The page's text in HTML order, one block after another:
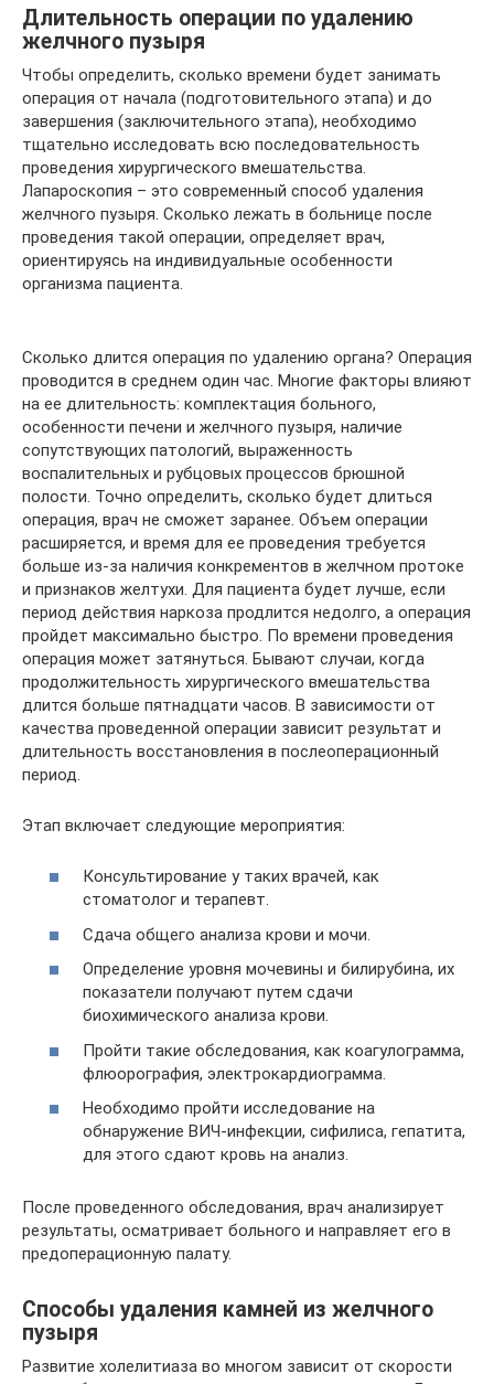
Длительность операции по удалению
желчного пузыря
Чтобы определить, сколько времени будет занимать
операция от начала (подготовительного этапа) и до
завершения (заключительного этапа), необходимо
тщательно исследовать всю последовательность
проведения хирургического вмешательства.
Лапароскопия – это современный способ удаления
желчного пузыря. Сколько лежать в больнице после
проведения такой операции, определяет врач,
ориентируясь на индивидуальные особенности
организма пациента.
Сколько длится операция по удалению органа? Операция
проводится в среднем один час. Многие факторы влияют
на ее длительность: комплектация больного,
особенности печени и желчного пузыря, наличие
сопутствующих патологий, выраженность
воспалительных и рубцовых процессов брюшной
полости. Точно определить, сколько будет длиться
операция, врач не сможет заранее. Объем операции
расширяется, и время для ее проведения требуется
больше из-за наличия конкрементов в желчном протоке
и признаков желтухи. Для пациента будет лучше, если
период действия наркоза продлится недолго, а операция
пройдет максимально быстро. По времени проведения
операция может затянуться. Бывают случаи, когда
продолжительность хирургического вмешательства
длится больше пятнадцати часов. В зависимости от
качества проведенной операции зависит результат и
длительность восстановления в послеоперационный
период.
Этап включает следующие мероприятия:
Консультирование у таких врачей, как
стоматолог и терапевт.
Сдача общего анализа крови и мочи.
Определение уровня мочевины и билирубина, их
показатели получают путем сдачи
биохимического анализа крови.
Пройти такие обследования, как коагулограмма,
флюорография, электрокардиограмма.
Необходимо пройти исследование на
обнаружение ВИЧ-инфекции, сифилиса, гепатита,
для этого сдают кровь на анализ.
После проведенного обследования, врач анализирует
результаты, осматривает больного и направляет его в
предоперационную палату.
Способы удаления камней из желчного
пузыря
Развитие холелитиаза во многом зависит от скорости